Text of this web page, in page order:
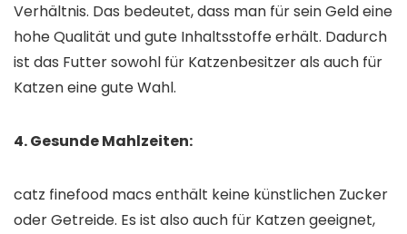
Verhältnis. Das bedeutet, dass man für sein Geld eine
hohe Qualität und gute Inhaltsstoffe erhält. Dadurch
ist das Futter sowohl für Katzenbesitzer als auch für
Katzen eine gute Wahl.
4. Gesunde Mahlzeiten:
catz finefood macs enthält keine künstlichen Zucker
oder Getreide. Es ist also auch für Katzen geeignet,